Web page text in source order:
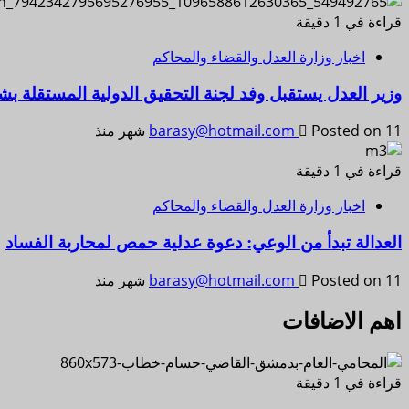
قراءة في 1 دقيقة
اخبار وزارة العدل والقضاء والمحاكم
وزير العدل يستقبل وفد لجنة التحقيق الدولية المستقلة
barasy@hotmail.com
Posted on 11 شهر منذ
قراءة في 1 دقيقة
اخبار وزارة العدل والقضاء والمحاكم
العدالة تبدأ من الوعي: دعوة عدلية حمص لمحاربة الفساد
barasy@hotmail.com Posted on 11 شهر منذ
اهم الاضافات
قراءة في 1 دقيقة